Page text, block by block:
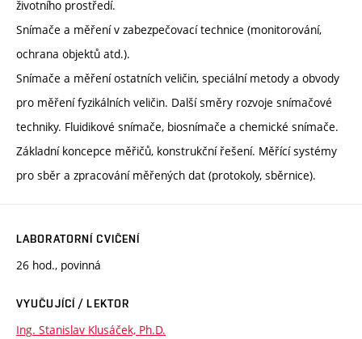
životního prostředí.
Snímače a měření v zabezpečovací technice (monitorování,
ochrana objektů atd.).
Snímače a měření ostatních veličin, speciální metody a obvody
pro měření fyzikálních veličin. Další směry rozvoje snímačové
techniky. Fluidikové snímače, biosnímače a chemické snímače.
Základní koncepce měřičů, konstrukční řešení. Měřící systémy
pro sběr a zpracování měřených dat (protokoly, sběrnice).
LABORATORNÍ CVIČENÍ
26 hod., povinná
VYUČUJÍCÍ / LEKTOR
Ing. Stanislav Klusáček, Ph.D.